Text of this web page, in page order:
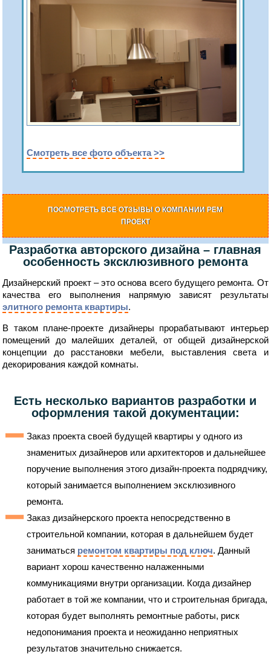
Смотреть все фото объекта >>
ПОСМОТРЕТЬ ВСЕ ОТЗЫВЫ О КОМПАНИИ РЕМ
ПРОЕКТ
Разработка авторского дизайна – главная
особенность эксклюзивного ремонта
Дизайнерский проект – это основа всего будущего ремонта. От
качества его выполнения напрямую зависят результаты
элитного ремонта квартиры.
В таком плане-проекте дизайнеры прорабатывают интерьер
помещений до малейших деталей, от общей дизайнерской
концепции до расстановки мебели, выставления света и
декорирования каждой комнаты.
Есть несколько вариантов разработки и
оформления такой документации:
Заказ проекта своей будущей квартиры у одного из
знаменитых дизайнеров или архитекторов и дальнейшее
поручение выполнения этого дизайн-проекта подрядчику,
который занимается выполнением эксклюзивного
ремонта.
Заказ дизайнерского проекта непосредственно в
строительной компании, которая в дальнейшем будет
заниматься ремонтом квартиры под ключ. Данный
вариант хорош качественно налаженными
коммуникациями внутри организации. Когда дизайнер
работает в той же компании, что и строительная бригада,
которая будет выполнять ремонтные работы, риск
недопонимания проекта и неожиданно неприятных
результатов значительно снижается.